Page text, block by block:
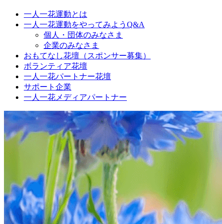
一人一花運動とは
一人一花運動をやってみようQ&A
個人・団体のみなさま
企業のみなさま
おもてなし花壇（スポンサー募集）
ボランティア花壇
一人一花パートナー花壇
サポート企業
一人一花メディアパートナー